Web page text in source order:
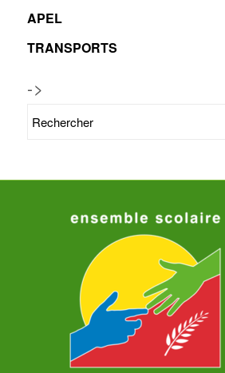
APEL
TRANSPORTS
->